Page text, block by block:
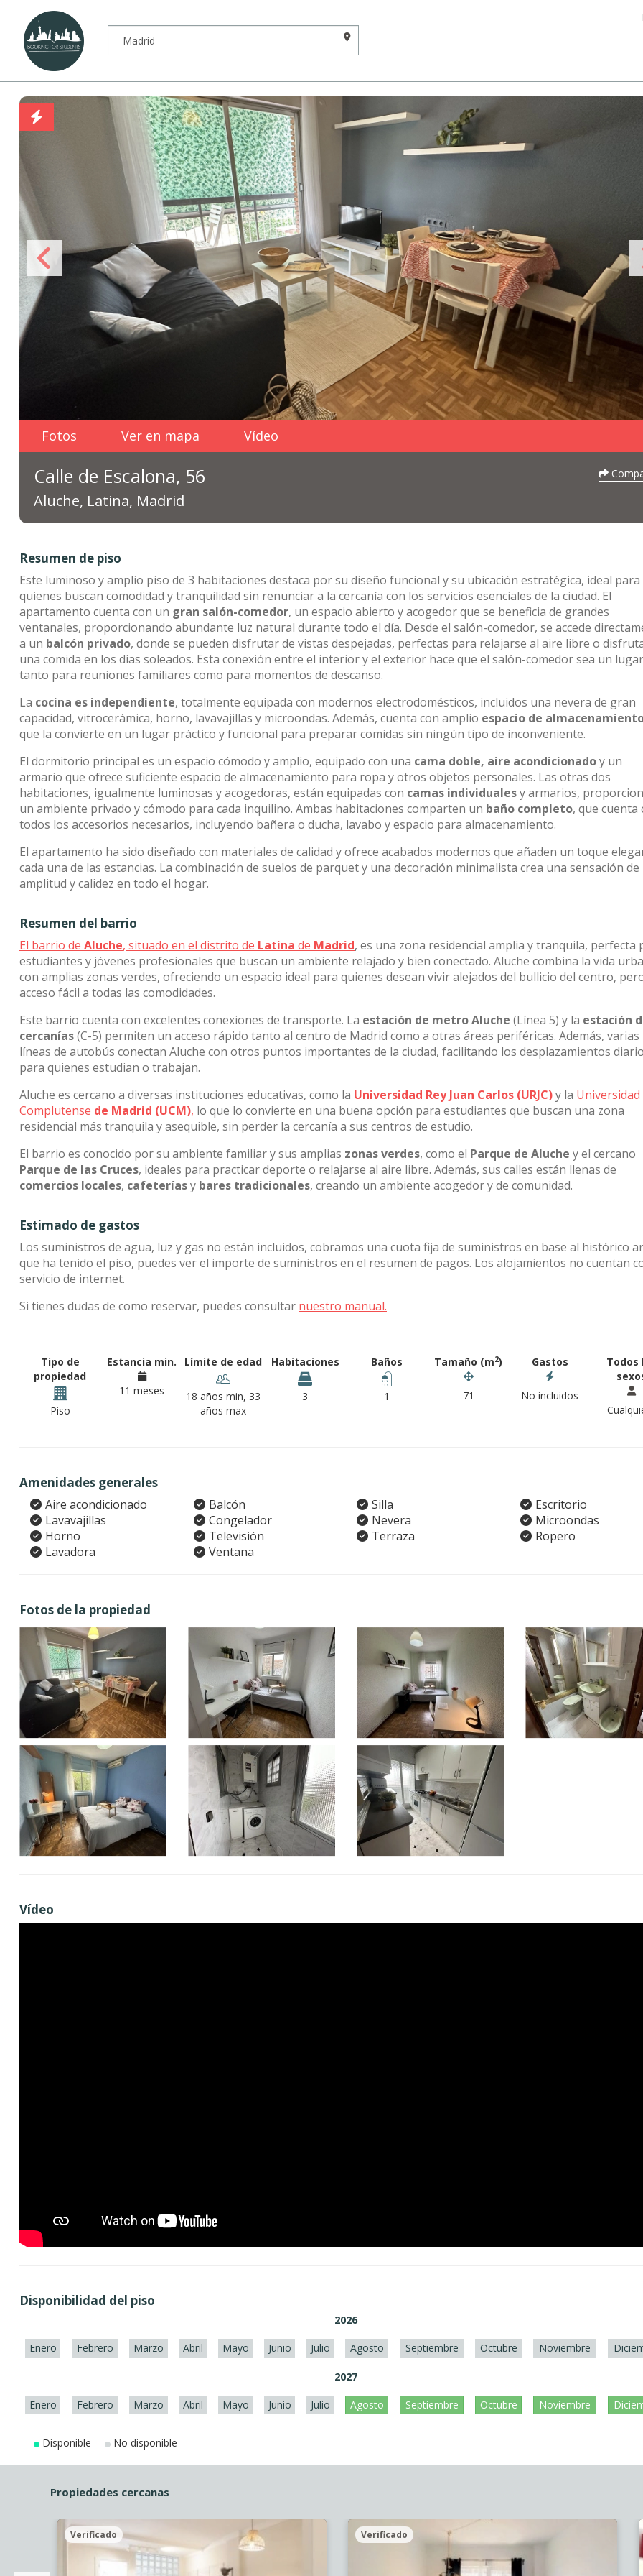
Fotos Ver en mapa Vídeo
Calle de Escalona, 56
Aluche, Latina, Madrid
Resumen de piso
Este luminoso y amplio piso de 3 habitaciones destaca por su diseño funcional y su ubicación estratégica, ideal para
quienes buscan comodidad y tranquilidad sin renunciar a la cercanía con los servicios esenciales de la ciudad. El
apartamento cuenta con un gran salón-comedor, un espacio abierto y acogedor que se beneficia de grandes
ventanales, proporcionando abundante luz natural durante todo el día. Desde el salón-comedor, se accede
a un balcón privado, donde se pueden disfrutar de vistas despejadas, perfectas para relajarse al aire libre o
una comida en los días soleados. Esta conexión entre el interior y el exterior hace que el salón-comedor sea un
tanto para reuniones familiares como para momentos de descanso.
La cocina es independiente, totalmente equipada con modernos electrodomésticos, incluidos una nevera de gran
capacidad, vitrocerámica, horno, lavavajillas y microondas. Además, cuenta con amplio espacio de
que la convierte en un lugar práctico y funcional para preparar comidas sin ningún tipo de inconveniente.
El dormitorio principal es un espacio cómodo y amplio, equipado con una cama doble, aire acondicionadoy un
armario que ofrece suficiente espacio de almacenamiento para ropa y otros objetos personales. Las otras dos
habitaciones, igualmente luminosas y acogedoras, están equipadas con camas individualesy armarios,
un ambiente privado y cómodo para cada inquilino. Ambas habitaciones comparten un baño completo, que cuenta
todos los accesorios necesarios, incluyendo bañera o ducha, lavabo y espacio para almacenamiento.
El apartamento ha sido diseñado con materiales de calidad y ofrece acabados modernos que añaden un toque
cada una de las estancias. La combinación de suelos de parquet y una decoración minimalista crea una sensación de
amplitud y calidez en todo el hogar.
Resumen del barrio
El barrio de Aluche, situado en el distrito de Latina de Madrid, es una zona residencial amplia y tranquila, perfecta
estudiantes y jóvenes profesionales que buscan un ambiente relajado y bien conectado. Aluche combina la vida
con amplias zonas verdes, ofreciendo un espacio ideal para quienes desean vivir alejados del bullicio del centro,
acceso fácil a todas las comodidades.
Este barrio cuenta con excelentes conexiones de transporte. La estación de metro Aluche (Línea 5) y la estación
cercanías(C-5) permiten un acceso rápido tanto al centro de Madrid como a otras áreas periféricas. Además, varias
líneas de autobús conectan Aluche con otros puntos importantes de la ciudad, facilitando los desplazamientos
para quienes estudian o trabajan.
Aluche es cercano a diversas instituciones educativas, como la Universidad Rey Juan Carlos (URJC)y la Universidad
Complutense de Madrid (UCM), lo que lo convierte en una buena opción para estudiantes que buscan una zona
residencial más tranquila y asequible, sin perder la cercanía a sus centros de estudio.
El barrio es conocido por su ambiente familiar y sus amplias zonas verdes, como el Parque de Aluche y el cercano
Parque de las Cruces, ideales para practicar deporte o relajarse al aire libre. Además, sus calles están llenas de
comercios locales, cafeteríasy bares tradicionales, creando un ambiente acogedor y de comunidad.
Estimado de gastos
Los suministros de agua, luz y gas no están incluidos, cobramos una cuota fija de suministros en base al histórico
que ha tenido el piso, puedes ver el importe de suministros en el resumen de pagos. Los alojamientos no cuentan
servicio de internet.
Si tienes dudas de como reservar, puedes consultar nuestro manual.
Tipo de
propiedad
Piso
Estancia min.
11 meses
Límite de edad
18 años min, 33
años max
Habitaciones
3
Baños
1
Tamaño (m2)
71
Gastos
No incluidos
Todos
Amenidades generales
Aire acondicionado Balcón Silla
Escritorio
Lavavajillas
Congelador Nevera
Microondas
Horno
Televisión Terraza
Ropero
Lavadora
Ventana
Fotos de la propiedad
Vídeo
Disponibilidad del piso
2026
Enero Febrero Marzo Abril Mayo Junio Julio Agosto Septiembre Octubre Noviembre
2027
Enero Febrero Marzo Abril Mayo Junio Julio Agosto Septiembre Octubre Noviembre
Disponible No disponible
Propiedades cercanas
Verificado Verificado